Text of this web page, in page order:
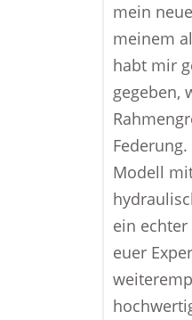
mein
meinem
habt mir
gegeben,
Modell
ein echter
euer